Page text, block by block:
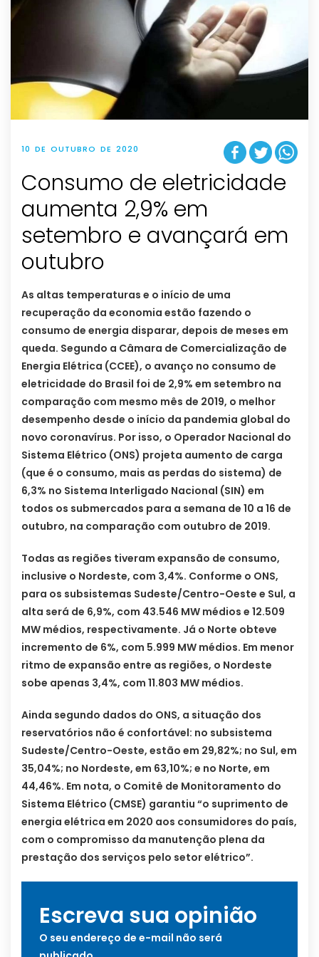
10 DE OUTUBRO DE 2020
Consumo de eletricidade
aumenta 2,9% em
setembro e avançará em
outubro
As altas temperaturas e o início de uma
recuperação da economia estão fazendo o
consumo de energia disparar, depois de meses em
queda. Segundo a Câmara de Comercialização de
Energia Elétrica (CCEE), o avanço no consumo de
eletricidade do Brasil foi de 2,9% em setembro na
comparação com mesmo mês de 2019, o melhor
desempenho desde o início da pandemia global do
novo coronavírus. Por isso, o Operador Nacional do
Sistema Elétrico (ONS) projeta aumento de carga
(que é o consumo, mais as perdas do sistema) de
6,3% no Sistema Interligado Nacional (SIN) em
todos os submercados para a semana de 10 a 16 de
outubro, na comparação com outubro de 2019.
Todas as regiões tiveram expansão de consumo,
inclusive o Nordeste, com 3,4%. Conforme o ONS,
para os subsistemas Sudeste/Centro-Oeste e Sul, a
alta será de 6,9%, com 43.546 MW médios e 12.509
MW médios, respectivamente. Já o Norte obteve
incremento de 6%, com 5.999 MW médios. Em menor
ritmo de expansão entre as regiões, o Nordeste
sobe apenas 3,4%, com 11.803 MW médios.
Ainda segundo dados do ONS, a situação dos
reservatórios não é confortável: no subsistema
Sudeste/Centro-Oeste, estão em 29,82%; no Sul, em
35,04%; no Nordeste, em 63,10%; e no Norte, em
44,46%. Em nota, o Comitê de Monitoramento do
Sistema Elétrico (CMSE) garantiu “o suprimento de
energia elétrica em 2020 aos consumidores do país,
com o compromisso da manutenção plena da
prestação dos serviços pelo setor elétrico”.
Escreva sua opinião
O seu endereço de e-mail não será